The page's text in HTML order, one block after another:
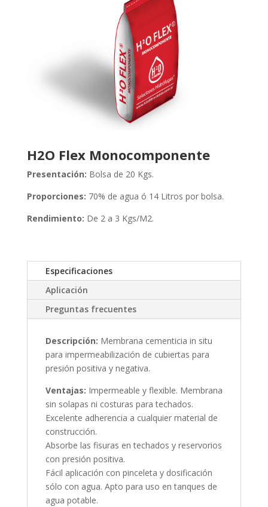
H2O Flex Monocomponente
Presentación: Bolsa de 20 Kgs.
Proporciones: 70% de agua ó 14 Litros por bolsa.
Rendimiento: De 2 a 3 Kgs/M2.
Especificaciones
Aplicación
Preguntas frecuentes
Descripción: Membrana cementicia in situ
para impermeabilización de cubiertas para
presión positiva y negativa.
Ventajas: Impermeable y flexible. Membrana
sin solapas ni costuras para techados.
Excelente adherencia a cualquier material de
construcción.
Absorbe las fisuras en techados y reservorios
con presión positiva.
Fácil aplicación con pinceleta y dosificación
sólo con agua. Apto para uso en tanques de
agua potable.